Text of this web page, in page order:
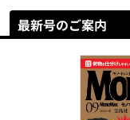
最新号のご案内